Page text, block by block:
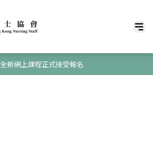
全新網上課程正式接受報名